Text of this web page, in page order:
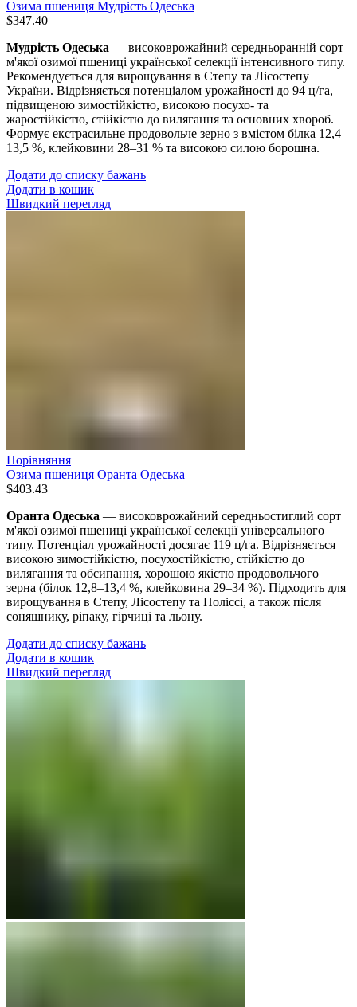
Озима пшениця Мудрість Одеська
$347.40
Мудрість Одеська — високоврожайний середньоранній сорт
м'якої озимої пшениці української селекції інтенсивного типу.
Рекомендується для вирощування в Степу та Лісостепу
України. Відрізняється потенціалом урожайності до 94 ц/га,
підвищеною зимостійкістю, високою посухо- та
жаростійкістю, стійкістю до вилягання та основних хвороб.
Формує екстрасильне продовольче зерно з вмістом білка 12,4–
13,5 %, клейковини 28–31 % та високою силою борошна.
Додати до списку бажань
Додати в кошик
Швидкий перегляд
Порівняння
Озима пшениця Оранта Одеська
$403.43
Оранта Одеська — високоврожайний середньостиглий сорт
м'якої озимої пшениці української селекції універсального
типу. Потенціал урожайності досягає 119 ц/га. Відрізняється
високою зимостійкістю, посухостійкістю, стійкістю до
вилягання та обсипання, хорошою якістю продовольчого
зерна (білок 12,8–13,4 %, клейковина 29–34 %). Підходить для
вирощування в Степу, Лісостепу та Поліссі, а також після
соняшнику, ріпаку, гірчиці та льону.
Додати до списку бажань
Додати в кошик
Швидкий перегляд